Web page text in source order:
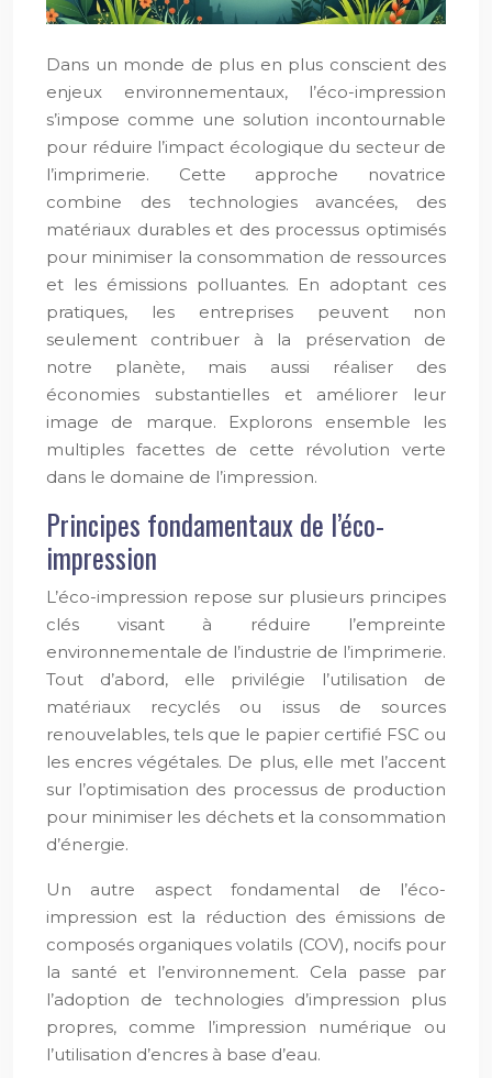
Dans un monde de plus en plus conscient des
enjeux environnementaux, l’éco-impression
s’impose comme une solution incontournable
pour réduire l’impact écologique du secteur de
l’imprimerie. Cette approche novatrice
combine des technologies avancées, des
matériaux durables et des processus optimisés
pour minimiser la consommation de ressources
et les émissions polluantes. En adoptant ces
pratiques, les entreprises peuvent non
seulement contribuer à la préservation de
notre planète, mais aussi réaliser des
économies substantielles et améliorer leur
image de marque. Explorons ensemble les
multiples facettes de cette révolution verte
dans le domaine de l’impression.
Principes fondamentaux de l’éco-
impression
L’éco-impression repose sur plusieurs principes
clés visant à réduire l’empreinte
environnementale de l’industrie de l’imprimerie.
Tout d’abord, elle privilégie l’utilisation de
matériaux recyclés ou issus de sources
renouvelables, tels que le papier certifié FSC ou
les encres végétales. De plus, elle met l’accent
sur l’optimisation des processus de production
pour minimiser les déchets et la consommation
d’énergie.
Un autre aspect fondamental de l’éco-
impression est la réduction des émissions de
composés organiques volatils (COV), nocifs pour
la santé et l’environnement. Cela passe par
l’adoption de technologies d’impression plus
propres, comme l’impression numérique ou
l’utilisation d’encres à base d’eau.